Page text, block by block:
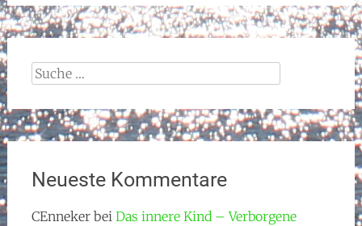
Suche
nach:
Neueste Kommentare
CEnnekerbei Das innere Kind – Verborgene